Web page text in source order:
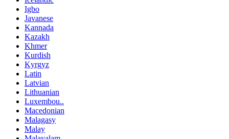
Igbo
Javanese
Kannada
Kazakh
Khmer
Kurdish
Kyrgyz
Latin
Latvian
Lithuanian
Luxembou..
Macedonian
Malagasy
Malay